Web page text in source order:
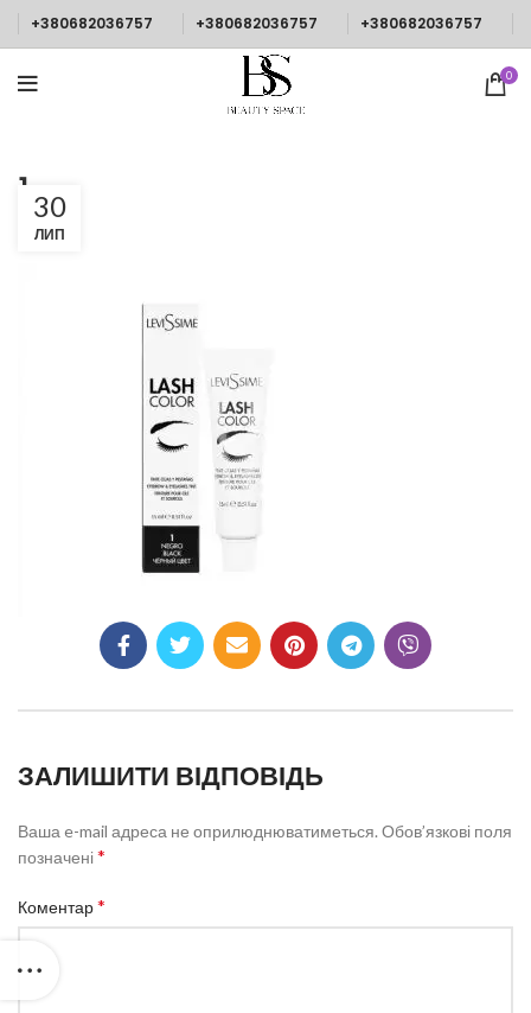
+380682036757 +380682036757 +380682036757
0
1 30
ЛИП
ЗАЛИШИТИ ВІДПОВІДЬ
Ваша e-mail адреса не оприлюднюватиметься. Обов’язкові поля
позначені*
Коментар*